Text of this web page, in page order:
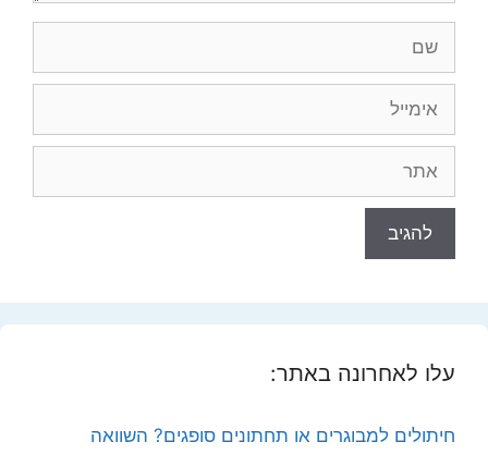
עלו לאחרונה באתר:
חיתולים למבוגרים או תחתונים סופגים? השוואה